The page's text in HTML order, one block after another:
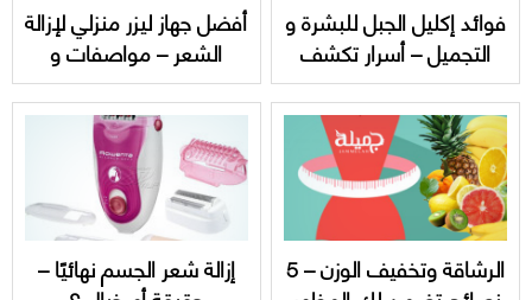
فوائد إكليل الجبل للبشرة و
التجميل – أسرار تكشف
لأول مرة تعرفي عليها
أفضل جهاز ليزر منزلي لإزالة
الشعر – مواصفات و
خصائص
الرشاقة وتخفيف الوزن – 5 إزالة شعر الجسم نهائيًا –